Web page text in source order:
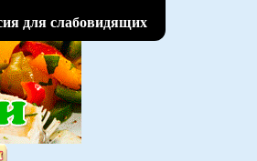
для слабовидящих